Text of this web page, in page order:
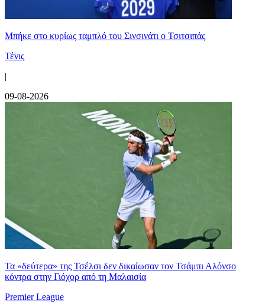
Mπήκε στο κυρίως ταμπλό του Σινσινάτι ο Τσιτσιπάς
Τένις
|
09-08-2026
Τα «δεύτερα» της Τσέλσι δεν δικαίωσαν τον Τσάμπι Αλόνσο
κόντρα στην Γιόχορ από τη Μαλαισία
Premier League